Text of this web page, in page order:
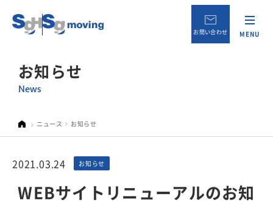
お問い合わせ MENU
お知らせ
News
ニュース お知らせ
2021.03.24 お知らせ
WEBサイトリニューアルのお知